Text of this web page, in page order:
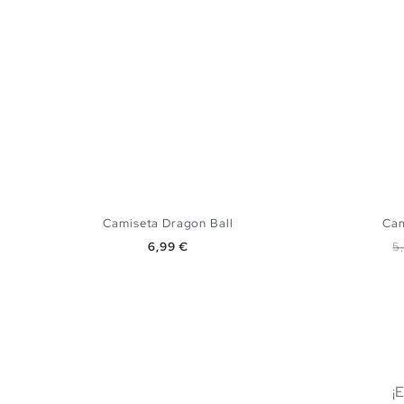
Camiseta Dragon Ball
Precio
6,99 €